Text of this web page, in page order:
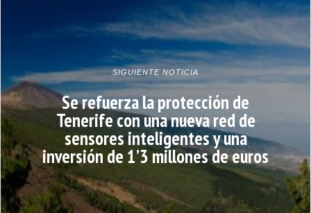
SIGUIENTE NOTICIA
Se refuerza la protección de
Tenerife con una nueva red de
sensores inteligentes y una
inversión de 1’3 millones de euros